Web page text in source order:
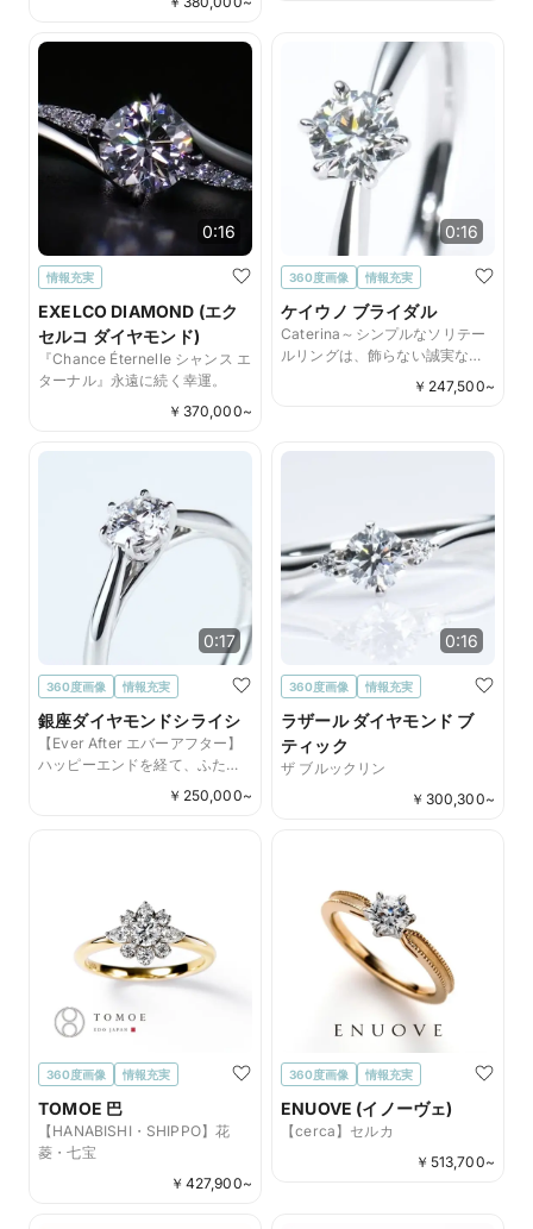
0:16
情報充実
EXELCO DIAMOND (エク
セルコ ダイヤモンド)
『Chance Éternelle シャンス エ
ターナル』永遠に続く幸運。
￥ 370,000~
0:16
360度画像 情報充実
ケイウノ ブライダル
Caterina～シンプルなソリテー
ルリングは、飾らない誠実な愛
￥ 247,500~
0:17
360度画像 情報充実
銀座ダイヤモンドシライシ
【Ever After エバーアフター】
ハッピーエンドを経て、ふたり
の物語が永遠に続くことを願っ
￥ 250,000~
0:16
360度画像 情報充実
ラザール ダイヤモンド ブ
ティック
ザ ブルックリン
￥ 300,300~
360度画像 情報充実
TOMOE 巴
【HANABISHI・SHIPPO】花
菱・七宝
￥ 427,900~
360度画像 情報充実
ENUOVE (イノーヴェ)
【cerca】セルカ
￥ 513,700~